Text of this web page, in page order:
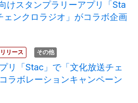
けスタンプラリーアプリ「Sta
ェンクロラジオ」がコラボ企画
リース その他
リ「Stac」で「文化放送チェ
ラボレーションキャンペーン